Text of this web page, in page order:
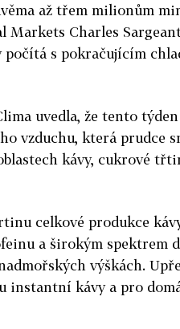
až třem milionům
Charles
počítá s pokračujícím
uvedla, že tento týden
vzduchu, která prudce
kávy, cukrové
celkové produkce
a širokým spektrem
výškách.
instantní kávy a pro